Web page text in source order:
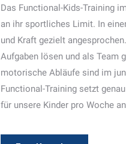
Das Functional-Kids-Training
an ihr sportliches Limit. In
und Kraft gezielt
Aufgaben lösen und als Team
motorische Abläufe sind im
Functional-Training setzt
für unsere Kinder pro Woche